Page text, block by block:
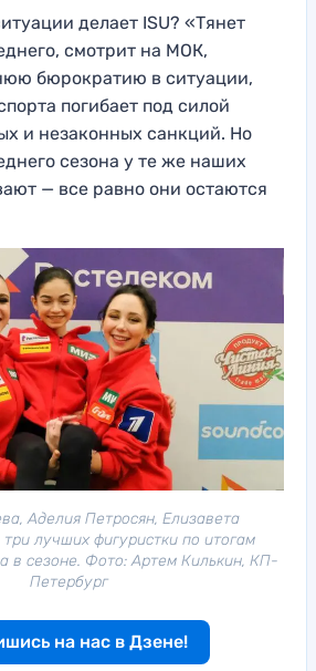
делает ISU? «Тянет
смотрит на МОК,
бюрократию в ситуации,
погибает под силой
и незаконных санкций. Но
сезона у те же наших
— все равно они остаются
Аделия Петросян, Елизавета
лучших фигуристки по итогам
в сезоне. Фото: Артем Килькин, КП-
Петербург
на нас в Дзене!